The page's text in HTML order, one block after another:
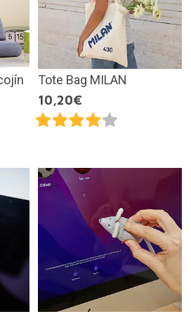
Tote Bag MILAN
10,20€